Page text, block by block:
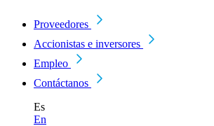
Proveedores
Accionistas e inversores
Empleo
Contáctanos
Es
En